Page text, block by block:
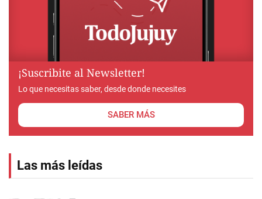
¡Suscribite al Newsletter!
Lo que necesitas saber, desde donde necesites
SABER MÁS
Las más leídas